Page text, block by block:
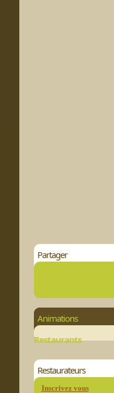
Partager
Animations
Restaurants
Restaurateurs
Inscrivez vous